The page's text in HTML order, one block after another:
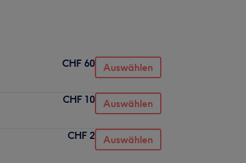
CHF 60 Auswählen
CHF 10 Auswählen
CHF 2 Auswählen